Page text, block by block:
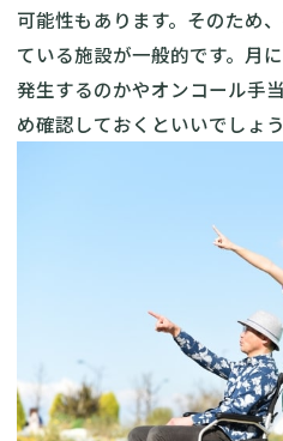
可能性もあります。そのため
ている施設が一般的です。月
発生するのかやオンコール手
め確認しておくといいでしょう